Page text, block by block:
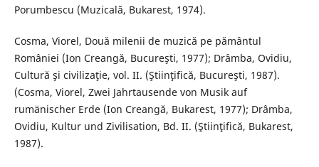
Porumbescu (Muzicală, Bukarest, 1974).
Cosma, Viorel, Două milenii de muzică pe pământul
României (Ion Creangă, Bucureşti, 1977); Drâmba, Ovidiu,
Cultură şi civilizaţie, vol. II. (Ştiinţifică, Bucureşti, 1987).
(Cosma, Viorel, Zwei Jahrtausende von Musik auf
rumänischer Erde (Ion Creangă, Bukarest, 1977); Drâmba,
Ovidiu, Kultur und Zivilisation, Bd. II. (Ştiinţifică, Bukarest,
1987).